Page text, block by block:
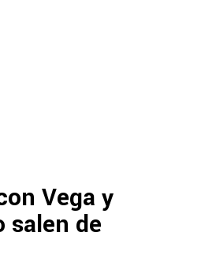
Vega y
salen de